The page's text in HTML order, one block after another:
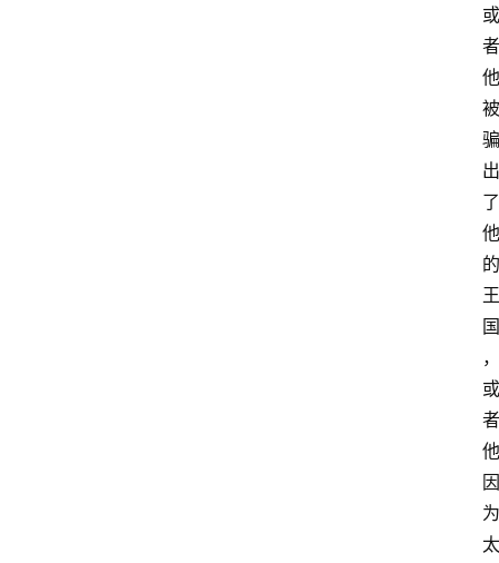
或
者
他
被
骗
出
了
他
的
王
国
，
或
者
他
因
为
太